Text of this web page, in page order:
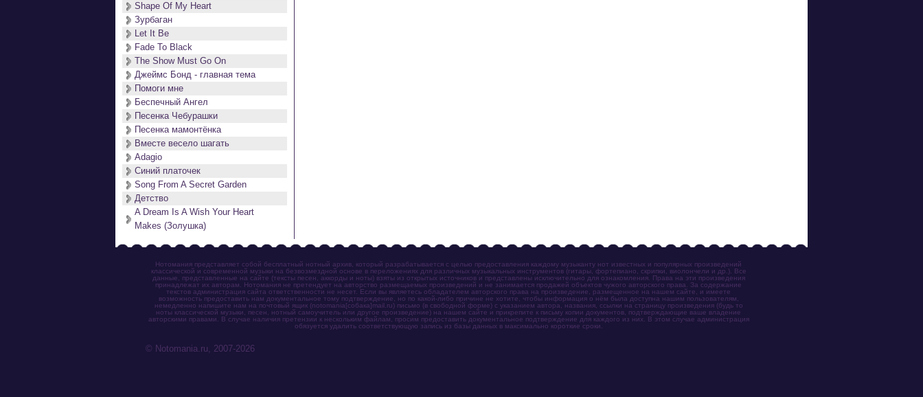
Shape Of My Heart
Зурбаган
Let It Be
Fade To Black
The Show Must Go On
Джеймс Бонд - главная тема
Помоги мне
Беспечный Ангел
Песенка Чебурашки
Песенка мамонтёнка
Вместе весело шагать
Adagio
Синий платочек
Song From A Secret Garden
Детство
A Dream Is A Wish Your Heart
Makes (Золушка)
Нотомания представляет собой бесплатный нотный архив, который разрабатывается с целью предоставления каждому музыканту нот известных и популярных произведений
классической и современной музыки на безвозмездной основе в переложениях для различных музыкальных инструментов (гитары, фортепиано, скрипки, виолончели и др.). Все
данные, представленные на сайте (тексты песен, аккорды и ноты) взяты из открытых источников и представлены исключительно для ознакомления. Права на эти произведения
принадлежат их авторам. Нотомания не претендует на авторство размещаемых произведений и не занимается продажей объектов чужого авторского права. За содержание
текстов администрация сайта ответственности не несет. Если вы являетесь обладателем авторского права на произведение, размещенное на нашем сайте, и имеете
возможность предоставить нам документальное тому подтверждение, но по какой-либо причине не хотите, чтобы информация о нём была доступна нашим пользователям,
немедленно напишите нам на почтовый ящик (notomania[собака]mail.ru) письмо (в свободной форме) с указанием автора, названия, ссылки на страницу произведения (будь то
ноты классической музыки, песен, нотный самоучитель или другое произведение) на нашем сайте и прикрепите к письму копии документов, подтверждающие ваше владение
авторскими правами. В случае наличия претензии к нескольким файлам, просим предоставить документальное подтверждение для каждого из них. В этом случае администрация
обязуется удалить соответствующую запись из базы данных в максимально короткие сроки.
© Notomania.ru, 2007-2026